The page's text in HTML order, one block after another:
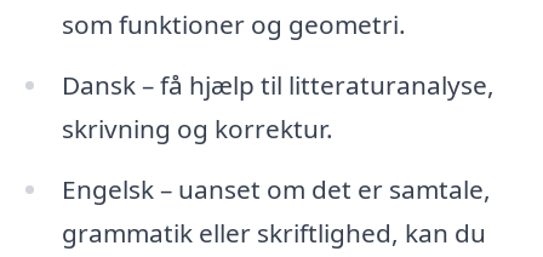
som funktioner og geometri.
Dansk – få hjælp til litteraturanalyse,
skrivning og korrektur.
Engelsk – uanset om det er samtale,
grammatik eller skriftlighed, kan du